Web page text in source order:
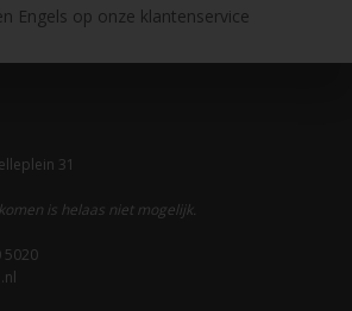
Engels op onze klantenservice
31
is helaas niet mogelijk.
5020